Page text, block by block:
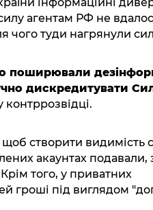
інформаційні
агентам РФ не
чого туди нагрянули
поширювали
дискредитувати
контррозвідці.
щоб створити видимість
акаунтах подавали,
того, у приватних
гроші під виглядом